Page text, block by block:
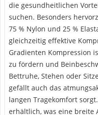
die gesundheitlichen
suchen. Besonders
75 % Nylon und 25 %
gleichzeitig effektive
Gradienten Kompression
zu fördern und
Bettruhe, Stehen oder
gefällt auch das
langen Tragekomfort
erhältlich, was eine breite